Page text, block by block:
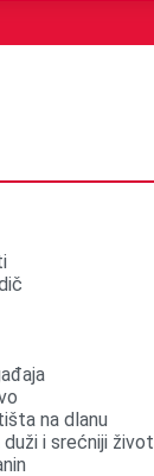
na dlanu
i srećniji život